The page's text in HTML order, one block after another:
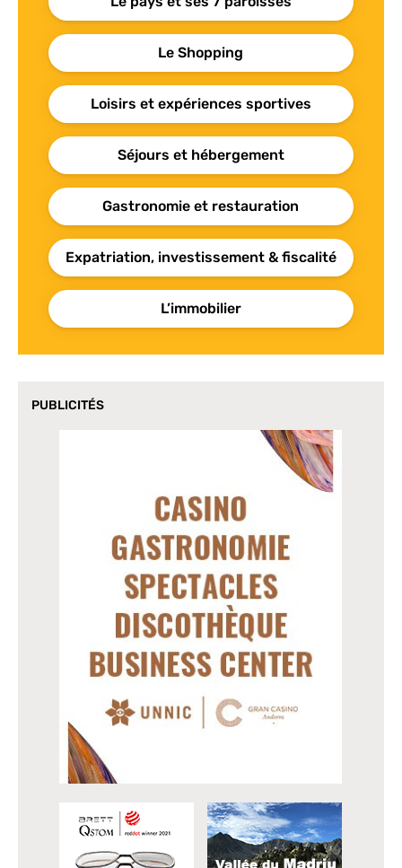
Le Shopping
Loisirs et expériences sportives
Séjours et hébergement
Gastronomie et restauration
Expatriation, investissement & fiscalité
L’immobilier
PUBLICITÉS